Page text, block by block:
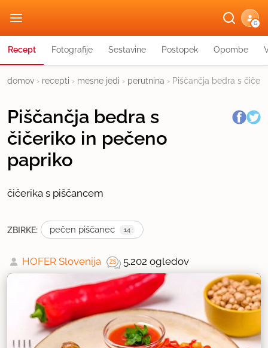
G
Recept Fotografije Sestavine Postopek Opombe
domov › recepti › mesne jedi › perutnina › Piščančja bedra s
Piščančja bedra s
čičeriko in pečeno
papriko
čičerika s piščancem
ZBIRKE: pečen piščanec 14
HOFER Slovenija 5.202 ogledov